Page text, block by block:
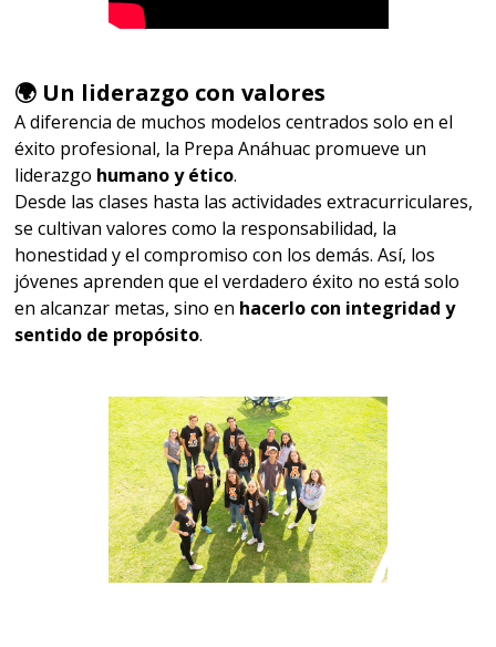
🌍 Un liderazgo con valores
A diferencia de muchos modelos centrados solo en el
éxito profesional, la Prepa Anáhuac promueve un
liderazgo humano y ético.
Desde las clases hasta las actividades extracurriculares,
se cultivan valores como la responsabilidad, la
honestidad y el compromiso con los demás. Así, los
jóvenes aprenden que el verdadero éxito no está solo
en alcanzar metas, sino en hacerlo con integridad y
sentido de propósito.